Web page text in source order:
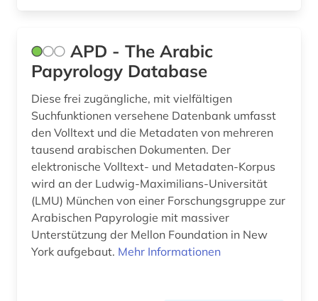
farbherstellung (1)
flugblattlied (1)
fotografie (1)
franckesche stiftungen (1)
franken (1)
frankreich (1)
französisch (1)
freie universität (1)
frühdruck (1)
APD - The Arabic
Papyrology Database
Diese frei zugängliche, mit vielfältigen
Suchfunktionen versehene Datenbank umfasst
den Volltext und die Metadaten von mehreren
tausend arabischen Dokumenten. Der
elektronische Volltext- und Metadaten-Korpus
wird an der Ludwig-Maximilians-Universität
(LMU) München von einer Forschungsgruppe zur
Arabischen Papyrologie mit massiver
Unterstützung der Mellon Foundation in New
York aufgebaut. Mehr Informationen